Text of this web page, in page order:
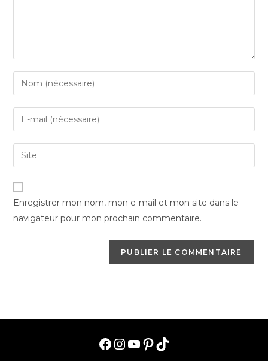
Enter
your
name
username
to
Enter
your
email
address
comment
Saisir
l’URL
de
votre
Enregistrer mon nom, mon e-mail et mon site dans le
navigateur pour mon prochain commentaire.
Facebook
Instagram
YouTube
Pinterest
TikTok